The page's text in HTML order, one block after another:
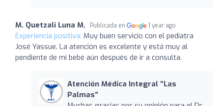
M. Quetzali Luna M. Publicada en 1 year ago
Experiencia positiva: Muy buen servicio con el pediatra
José Yassue. La atención es excelente y está muy al
pendiente de mi bebé aún después de ir a consulta.
Atención Médica Integral “Las
Palmas”